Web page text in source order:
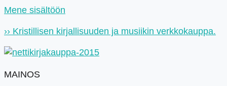
Mene sisältöön
›› Kristillisen kirjallisuuden ja musiikin verkkokauppa.
MAINOS